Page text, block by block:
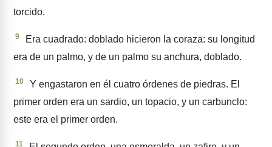
torcido.
9
Era cuadrado: doblado hicieron la coraza: su longitud
era de un palmo, y de un palmo su anchu­ra, doblado.
10
Y engastaron en él cuatro órdenes de piedras. El
primer orden era un sardio, un topacio, y un carbunclo:
este era el primer orden.
11